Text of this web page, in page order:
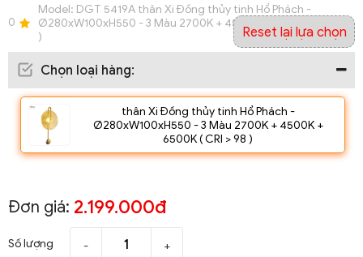
0
Model: DGT 5419A thân Xi Đồng thủy tinh Hổ Phách -
Ø280xW100xH550 - 3 Màu 2700K + 4500K + 6500K ( CRI > 98
)
Chọn loại hàng:
thân Xi Đồng thủy tinh Hổ Phách -
Ø280xW100xH550 - 3 Màu 2700K + 4500K +
6500K ( CRI > 98 )
Reset lại lựa chọn
Đơn giá: 2.199.000đ
Số lượng - +